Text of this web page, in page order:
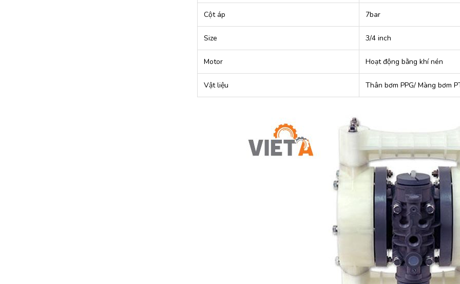
Cột áp 7bar
Size 3/4 inch
Motor Hoạt động bằng khí nén
Vật liệu Thân bơm PPG/ Màng bơm